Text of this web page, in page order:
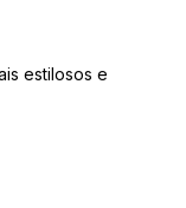
estilosos e